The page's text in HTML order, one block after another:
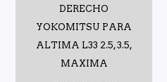
DERECHO
YOKOMITSU PARA
ALTIMA L33 2.5, 3.5,
MAXIMA